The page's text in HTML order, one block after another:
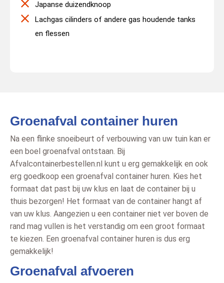
Japanse duizendknoop
Lachgas cilinders of andere gas houdende tanks
en flessen
Groenafval container huren
Na een flinke snoeibeurt of verbouwing van uw tuin kan er
een boel groenafval ontstaan. Bij
Afvalcontainerbestellen.nl kunt u erg gemakkelijk en ook
erg goedkoop een groenafval container huren. Kies het
formaat dat past bij uw klus en laat de container bij u
thuis bezorgen! Het formaat van de container hangt af
van uw klus. Aangezien u een container niet ver boven de
rand mag vullen is het verstandig om een groot formaat
te kiezen. Een groenafval container huren is dus erg
gemakkelijk!
Groenafval afvoeren